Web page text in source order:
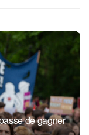
de gagner